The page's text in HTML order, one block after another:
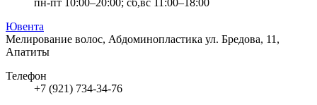
Ювента
Мелирование волос, Абдоминопластика ул. Бредова, 11,
Апатиты
Телефон
+7 (921) 734-34-76